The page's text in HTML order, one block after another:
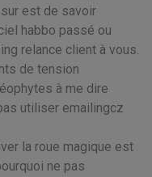
est de savoir
habbo passé ou
relance client à vous.
de tension
à me dire
utiliser emailingcz
la roue magique est
ne pas